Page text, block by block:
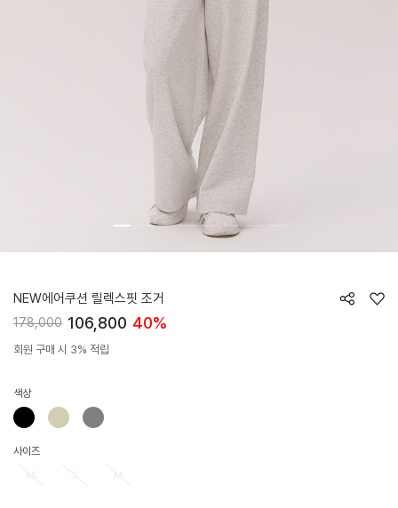
NEW에어쿠션 릴렉스핏 조거
178,000 106,800 40%
회원 구매 시 3% 적립
색상
사이즈